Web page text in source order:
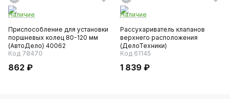
Наличие
Приспособление для установки
поршневых колец 80-120 мм
(АвтоДело) 40062
Код 78470
862 ₽
Наличие
Рассухариватель клапанов
верхнего расположения
(ДелоТехники)
Код 61145
1 839 ₽